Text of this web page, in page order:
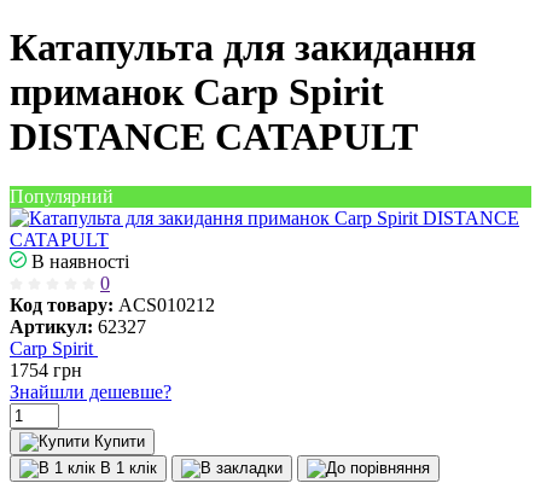
Катапульта для закидання
приманок Carp Spirit
DISTANCE CATAPULT
Популярний
В наявності
0
Код товару: ACS010212
Артикул: 62327
Carp Spirit
1754 грн
Знайшли дешевше?
Купити
В 1 клік